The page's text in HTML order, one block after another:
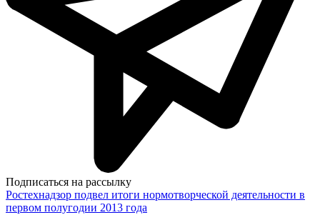
Подписаться на рассылку
Ростехнадзор подвел итоги нормотворческой деятельности в
первом полугодии 2013 года